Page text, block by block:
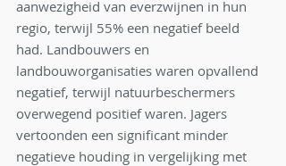
aanwezigheid van everzwijnen in hun
regio, terwijl 55% een negatief beeld
had. Landbouwers en
landbouworganisaties waren opvallend
negatief, terwijl natuurbeschermers
overwegend positief waren. Jagers
vertoonden een significant minder
negatieve houding in vergelijking met